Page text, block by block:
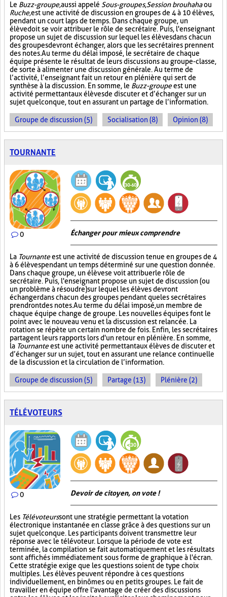
Le Buzz-groupe,aussi appelé Sous-groupes,Session brouhahaou
Ruche,est une activité de discussion en groupes de 4 à 10 élèves,
pendant un court laps de temps. Dans chaque groupe, un
élève doit se voir attribuer le rôle de secrétaire. Puis, l'enseignant
propose un sujet de discussion sur lequel les élèves dans chacun
des groupes devront échanger, alors que les secrétaires prennent
des notes. Au terme du délai imposé, le secrétaire de chaque
équipe présente le résultat de leurs discussions au groupe-classe,
de sorte à alimenter une discussion générale. Au terme de
l’activité, l’enseignant fait un retour en plénière qui sert de
synthèse à la discussion. En somme, le Buzz-groupeest une
activité permettant aux élèves de discuter et d’échanger sur un
sujet quelconque, tout en assurant un partage de l’information.
Groupe de discussion (5) Socialisation (8) Opinion (8)
TOURNANTE
0 Échanger pour mieux comprendre
La Tournanteest une activité de discussion tenue en groupes de 4
à 6 élèves pendant un temps déterminé sur une question donnée.
Dans chaque groupe, un élève se voit attribuer le rôle de
secrétaire. Puis, l'enseignant propose un sujet de discussion (ou
un problème à résoudre) sur lequel les élèves devront
échanger dans chacun des groupes pendant que les secrétaires
prendront des notes. Au terme du délai imposé, un membre de
chaque équipe change de groupe. Les nouvelles équipes font le
point avec le nouveau venu et la discussion est relancée. La
rotation se répète un certain nombre de fois. Enfin, les secrétaires
partagent leurs rapports lors d'un retour en plénière. En somme,
la Tournanteest une activité permettant aux élèves de discuter et
d’échanger sur un sujet, tout en assurant une relance continuelle
de la discussion et la circulation de l’information.
Groupe de discussion (5) Partage (13) Plénière (2)
TÉLÉVOTEURS
0 Devoir de citoyen, on vote !
Les Télévoteurssont une stratégie permettant la votation
électronique instantanée en classe grâce à des questions sur un
sujet quelconque. Les participants doivent transmettre leur
réponse avec le télévoteur. Lorsque la période de vote est
terminée, la compilation se fait automatiquement et les résultats
sont affichés immédiatement sous forme de graphique à l'écran.
Cette stratégie exige que les questions soient de type choix
multiples. Les élèves peuvent répondre à ces questions
individuellement, en binômes ou en petits groupes. Le fait de
travailler en équipe offre l'avantage de créer des discussions